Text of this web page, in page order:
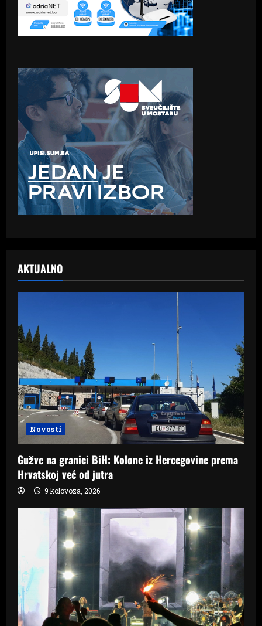
AKTUALNO
Novosti
Gužve na granici BiH: Kolone iz Hercegovine prema
Hrvatskoj već od jutra
9 kolovoza, 2026